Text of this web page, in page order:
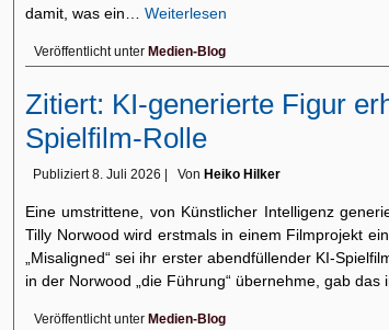
damit, was ein… Weiterlesen
Veröffentlicht unter Medien-Blog
Zitiert: KI-generierte Figur
Spielfilm-Rolle
Publiziert 8. Juli 2026 Von Heiko Hilker
Eine umstrittene, von Künstlicher Intelligenz
Tilly Norwood wird erstmals in einem Filmprojekt
„Misaligned“ sei ihr erster abendfüllender KI-
in der Norwood „die Führung“ übernehme, gab das
Veröffentlicht unter Medien-Blog